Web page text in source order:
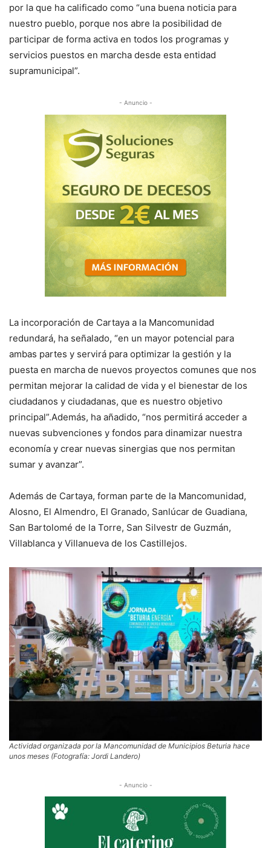
por la que ha calificado como “una buena noticia para
nuestro pueblo, porque nos abre la posibilidad de
participar de forma activa en todos los programas y
servicios puestos en marcha desde esta entidad
supramunicipal”.
- Anuncio -
La incorporación de Cartaya a la Mancomunidad
redundará, ha señalado, “en un mayor potencial para
ambas partes y servirá para optimizar la gestión y la
puesta en marcha de nuevos proyectos comunes que nos
permitan mejorar la calidad de vida y el bienestar de los
ciudadanos y ciudadanas, que es nuestro objetivo
principal”.Además, ha añadido, “nos permitirá acceder a
nuevas subvenciones y fondos para dinamizar nuestra
economía y crear nuevas sinergias que nos permitan
sumar y avanzar”.
Además de Cartaya, forman parte de la Mancomunidad,
Alosno, El Almendro, El Granado, Sanlúcar de Guadiana,
San Bartolomé de la Torre, San Silvestr de Guzmán,
Villablanca y Villanueva de los Castillejos.
Actividad organizada por la Mancomunidad de Municipios Beturia hace
unos meses (Fotografía: Jordi Landero)
- Anuncio -